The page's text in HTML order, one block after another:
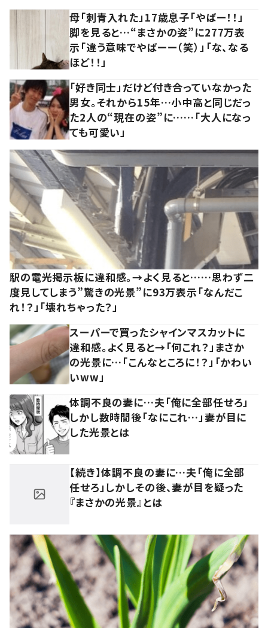
母「刺青入れた」17歳息子「やばー！！」
脚を見ると…“まさかの姿”に277万表
示「違う意味でやばーー（笑）」「な、なる
ほど！！」
「好き同士」だけど付き合っていなかった
男女。それから15年…小中高と同じだっ
た2人の“現在の姿”に……「大人になっ
ても可愛い」
駅の電光掲示板に違和感。→よく見ると……思わず二
度見してしまう”驚きの光景”に93万表示「なんだこ
れ！？」「壊れちゃった？」
スーパーで買ったシャインマスカットに
違和感。よく見ると→「何これ？」まさか
の光景に…「こんなところに！？」「かわい
いww」
体調不良の妻に…夫「俺に全部任せろ」
しかし数時間後「なにこれ…」妻が目に
した光景とは
【続き】体調不良の妻に…夫「俺に全部
任せろ」しかしその後、妻が目を疑った
『まさかの光景』とは